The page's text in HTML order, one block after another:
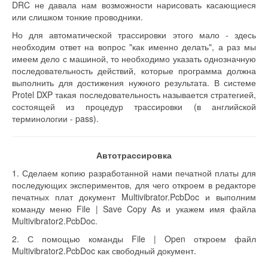
DRC не давала нам возможности нарисовать касающиеся
или слишком тонкие проводники.
Но для автоматической трассировки этого мало - здесь
необходим ответ на вопрос "как именно делать", а раз мы
имеем дело с машиной, то необходимо указать однозначную
последовательность действий, которые программа должна
выполнить для достижения нужного результата. В системе
Protel DXP такая последовательность называется стратегией,
состоящей из процедур трассировки (в английской
терминологии - pass).
Автотрассировка
1. Сделаем копию разработанной нами печатной платы для
последующих экспериментов, для чего откроем в редакторе
печатных плат документ Multivibrator.PcbDoc и выполним
команду меню File | Save Copy As и укажем имя файла
Multivibrator2.PcbDoc.
2. С помощью команды File | Open откроем файл
Multivibrator2.PcbDoc как свободный документ.